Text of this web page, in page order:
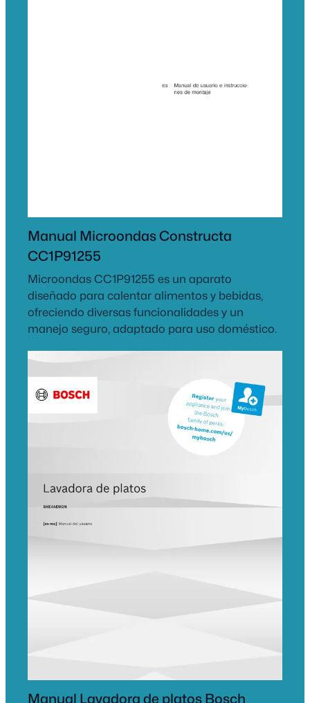
Manual Microondas Constructa
CC1P91255
Microondas CC1P91255 es un aparato
diseñado para calentar alimentos y bebidas,
ofreciendo diversas funcionalidades y un
manejo seguro, adaptado para uso doméstico.
Manual Lavadora de platos Bosch